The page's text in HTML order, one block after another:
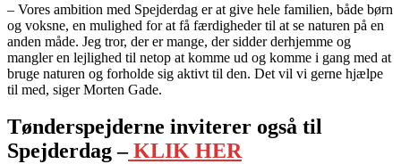
– Vores ambition med Spejderdag er at give hele familien, både børn
og voksne, en mulighed for at få færdigheder til at se naturen på en
anden måde. Jeg tror, der er mange, der sidder derhjemme og
mangler en lejlighed til netop at komme ud og komme i gang med at
bruge naturen og forholde sig aktivt til den. Det vil vi gerne hjælpe
til med, siger Morten Gade.
Tønderspejderne inviterer også til
Spejderdag –KLIK HER